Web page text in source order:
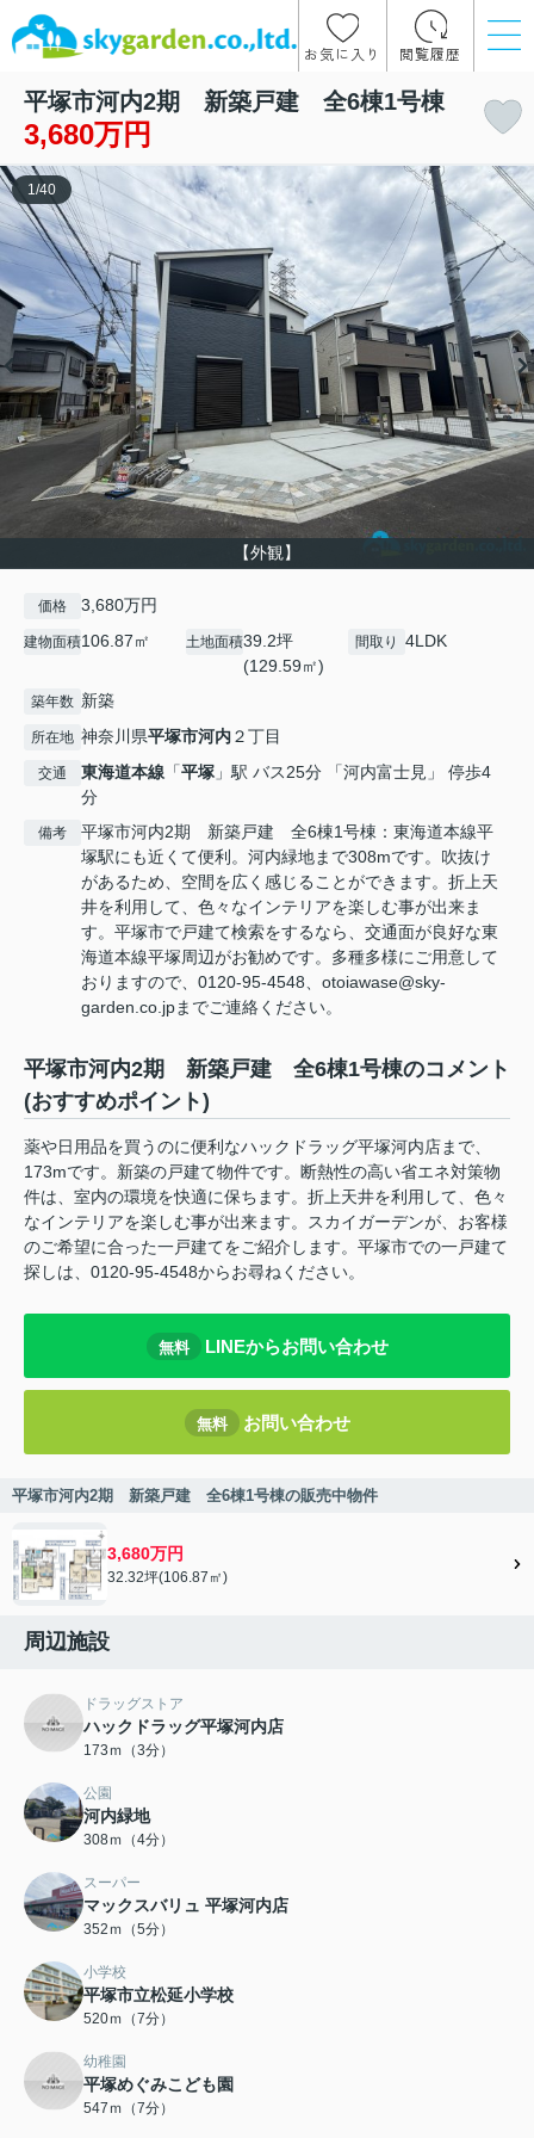
お気に入り 閲覧履歴
平塚市河内2期 新築戸建 全6棟1号棟
3,680万円
【外観】
1 /40
価格 3,680万円
建物面積106.87㎡ 土地面積39.2坪
(129.59㎡)
間取り 4LDK
築年数 新築
所在地 神奈川県平塚市河内２丁目
交通 東海道本線 「平塚 」駅 バス25分 「河内富士見」 停歩4
分
備考
平塚市河内2期 新築戸建 全6棟1号棟：東海道本線平
塚駅にも近くて便利。河内緑地まで308mです。吹抜け
があるため、空間を広く感じることができます。折上天
井を利用して、色々なインテリアを楽しむ事が出来ま
す。平塚市で戸建て検索をするなら、交通面が良好な東
海道本線平塚周辺がお勧めです。多種多様にご用意して
おりますので、0120-95-4548、otoiawase@sky-
garden.co.jpまでご連絡ください。
平塚市河内2期 新築戸建 全6棟1号棟のコメント
(おすすめポイント)
薬や日用品を買うのに便利なハックドラッグ平塚河内店まで、
173mです。新築の戸建て物件です。断熱性の高い省エネ対策物
件は、室内の環境を快適に保ちます。折上天井を利用して、色々
なインテリアを楽しむ事が出来ます。スカイガーデンが、お客様
のご希望に合った一戸建てをご紹介します。平塚市での一戸建て
探しは、0120-95-4548からお尋ねください。
無料 LINEからお問い合わせ
無料 お問い合わせ
平塚市河内2期 新築戸建 全6棟1号棟の販売中物件
3,680万円
32.32坪(106.87㎡)
周辺施設
ドラッグストア
ハックドラッグ平塚河内店
173ｍ（3分）
公園
河内緑地
308ｍ（4分）
スーパー
マックスバリュ 平塚河内店
352ｍ（5分）
小学校
平塚市立松延小学校
520ｍ（7分）
幼稚園
平塚めぐみこども園
547ｍ（7分）